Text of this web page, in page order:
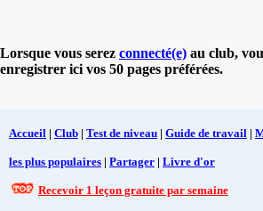
Lorsque vous serez connecté(e) au club,
enregistrer ici vos 50 pages préférées.
Accueil | Club | Test de niveau | Guide de travail |
les plus populaires | Partager | Livre d'or
Recevoir 1 leçon gratuite par semaine